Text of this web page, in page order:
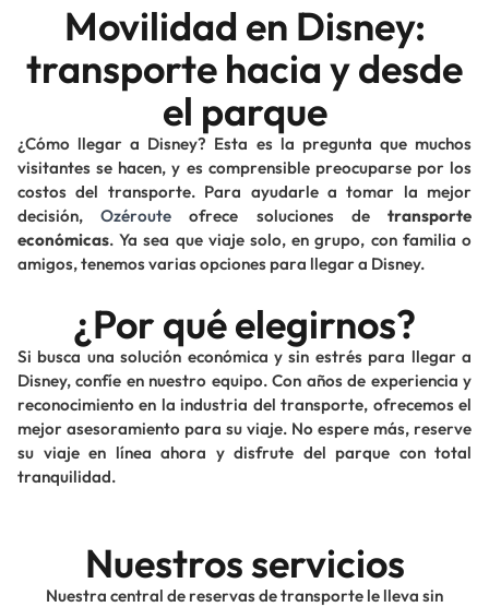
Movilidad en Disney:
transporte hacia y desde
el parque
¿Cómo llegar a Disney? Esta es la pregunta que muchos
visitantes se hacen, y es comprensible preocuparse por los
costos del transporte. Para ayudarle a tomar la mejor
decisión,Ozérouteofrece soluciones detransporte
económicas. Ya sea que viaje solo, en grupo, con familia o
amigos, tenemos varias opciones para llegar a Disney.
¿Por qué elegirnos?
Si busca una solución económica y sin estrés para llegar a
Disney, confíe en nuestro equipo. Con años de experiencia y
reconocimiento en la industria del transporte, ofrecemos el
mejor asesoramiento para su viaje. No espere más, reserve
su viaje en línea ahora y disfrute del parque con total
tranquilidad.
Nuestros servicios
Nuestra central de reservas de transporte le lleva sin